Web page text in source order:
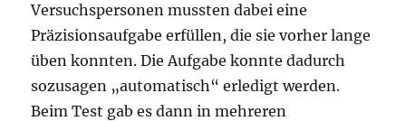
Versuchspersonen mussten dabei eine
Präzisionsaufgabe erfüllen, die sie vorher lange
üben konnten. Die Aufgabe konnte dadurch
sozusagen „automatisch“ erledigt werden.
Beim Test gab es dann in mehreren